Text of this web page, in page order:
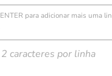
para adicionar mais uma